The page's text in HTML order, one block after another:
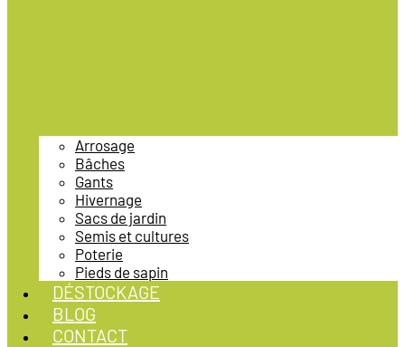
Arrosage
Bâches
Gants
Hivernage
Sacs de jardin
Semis et cultures
Poterie
Pieds de sapin
DÉSTOCKAGE
BLOG
CONTACT